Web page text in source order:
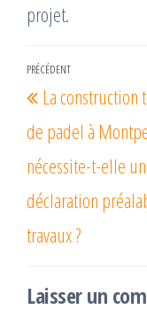
projet.
Navigation
de
l’article
Article
précédent
PRÉCÉDENT
La construction
de padel à
nécessite-t-elle
déclaration
travaux ?
Laisser un